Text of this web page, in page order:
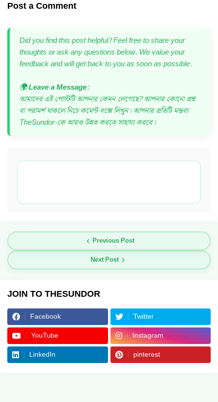
Post a Comment
Did you find this post helpful? Feel free to share your
thoughts or ask any questions below. We value your
feedback and will get back to you as soon as possible.
🌍 Leave a Message:
আমাদের এই পোস্টটি আপনার কেমন লেগেছে? আপনার কোনো প্রশ্ন
বা পরামর্শ থাকলে নিচে কমেন্ট বক্সে লিখুন। আপনার প্রতিটি মন্তব্য
TheSundor-কে আরও উন্নত করতে সাহায্য করবে।
Previous Post
Next Post
JOIN TO THESUNDOR
Facebook
Twitter
YouTube
Instagram
LinkedIn
pinterest